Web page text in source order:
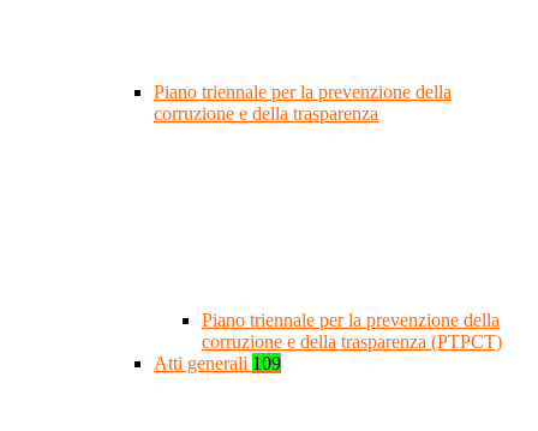
Piano triennale per la prevenzione della
corruzione e della trasparenza
Piano triennale per la prevenzione della
corruzione e della trasparenza (PTPCT)
Atti generali 109